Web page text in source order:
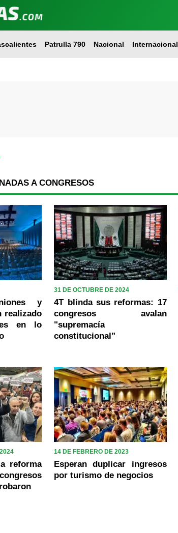
Patrulla 790 Nacional Internacional
A CONGRESOS
y
realizado
en lo
31 DE OCTUBRE DE 2024
4T blinda sus reformas: 17
congresos avalan
"supremacía
constitucional"
reforma
14 DE FEBRERO DE 2023
Esperan duplicar ingresos
por turismo de negocios